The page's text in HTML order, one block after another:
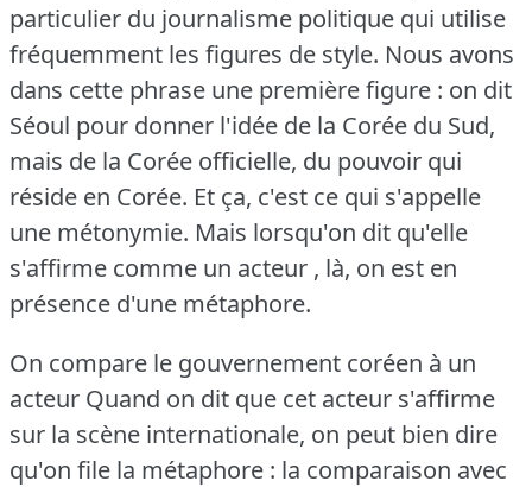
particulier du journalisme politique qui utilise
fréquemment les figures de style. Nous avons
dans cette phrase une première figure : on dit
Séoul pour donner l'idée de la Corée du Sud,
mais de la Corée officielle, du pouvoir qui
réside en Corée. Et ça, c'est ce qui s'appelle
une métonymie. Mais lorsqu'on dit qu'elle
s'affirme comme un acteur , là, on est en
présence d'une métaphore.
On compare le gouvernement coréen à un
acteur Quand on dit que cet acteur s'affirme
sur la scène internationale, on peut bien dire
qu'on file la métaphore : la comparaison avec